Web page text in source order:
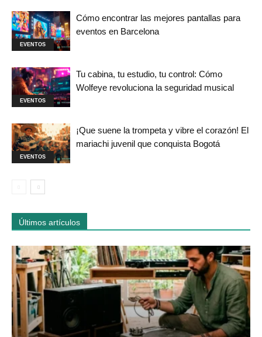
EVENTOS
Cómo encontrar las mejores pantallas para
eventos en Barcelona
EVENTOS
Tu cabina, tu estudio, tu control: Cómo
Wolfeye revoluciona la seguridad musical
EVENTOS
¡Que suene la trompeta y vibre el corazón! El
mariachi juvenil que conquista Bogotá
Últimos artículos